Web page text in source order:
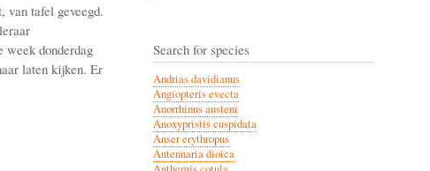
tafel geveegd.
donderdag
laten kijken. Er
Search for species
Andrias davidianus
Angiopteris evecta
Anorrhinus austeni
Anoxypristis cuspidata
Anser erythropus
Antennaria dioica